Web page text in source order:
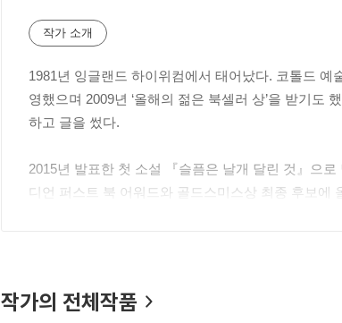
작가 소개
1981년 잉글랜드 하이위컴에서 태어났다. 코톨드
영했으며 2009년 ‘올해의 젊은 북셀러 상’을 받기도
하고 글을 썼다.
2015년 발표한 첫 소설 『슬픔은 날개 달린 것』으
디언 퍼스트 북 어워드와 골드스미스상 최종 후보에
작품은 20여 개국에 판매되었으며, 킬리언 머피 주
작가의 전체작품